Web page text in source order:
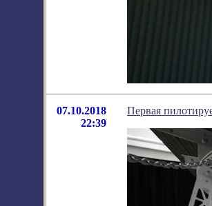
07.10.2018
22:39
Первая